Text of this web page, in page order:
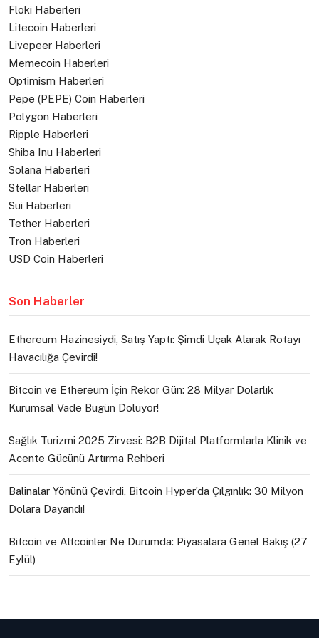
Floki Haberleri
Litecoin Haberleri
Livepeer Haberleri
Memecoin Haberleri
Optimism Haberleri
Pepe (PEPE) Coin Haberleri
Polygon Haberleri
Ripple Haberleri
Shiba Inu Haberleri
Solana Haberleri
Stellar Haberleri
Sui Haberleri
Tether Haberleri
Tron Haberleri
USD Coin Haberleri
Son Haberler
Ethereum Hazinesiydi, Satış Yaptı: Şimdi Uçak Alarak Rotayı
Havacılığa Çevirdi!
Bitcoin ve Ethereum İçin Rekor Gün: 28 Milyar Dolarlık
Kurumsal Vade Bugün Doluyor!
Sağlık Turizmi 2025 Zirvesi: B2B Dijital Platformlarla Klinik ve
Acente Gücünü Artırma Rehberi
Balinalar Yönünü Çevirdi, Bitcoin Hyper’da Çılgınlık: 30 Milyon
Dolara Dayandı!
Bitcoin ve Altcoinler Ne Durumda: Piyasalara Genel Bakış (27
Eylül)